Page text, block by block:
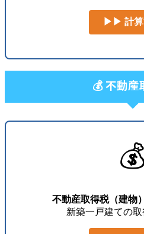
▶▶ 計算
💰 不動産
💰
不動産取得税（建物
新築一戸建ての